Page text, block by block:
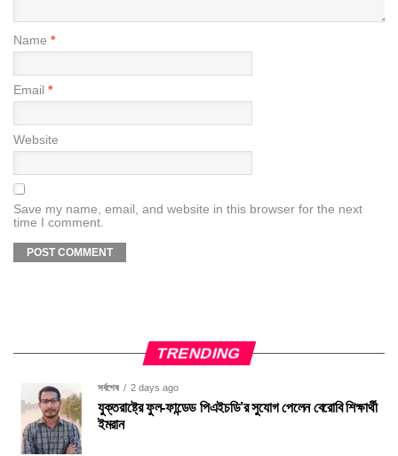
Name *
Email *
Website
Save my name, email, and website in this browser for the next
time I comment.
TRENDING
সর্বশেষ 2 days ago
যুক্তরাষ্ট্রে ফুল-ফান্ডেড পিএইচডি’র সুযোগ পেলেন বেরোবি শিক্ষার্থী
ইমরান